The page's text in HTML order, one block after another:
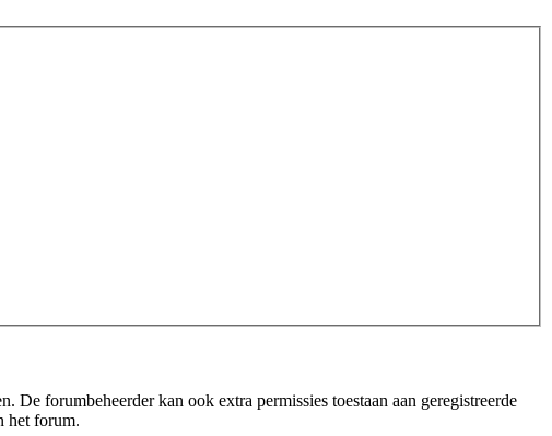
forumbeheerder kan ook extra permissies toestaan aan geregistreerde
het forum.